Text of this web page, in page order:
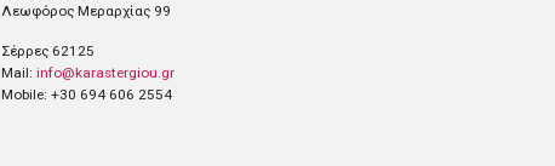
Λεωφόρος Μεραρχίας 99
Σέρρες 62125
Mail: info@karastergiou.gr
Mobile: +30 694 606 2554